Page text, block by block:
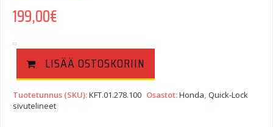
199,00€
LISÄÄ OSTOSKORIIN
Tuotetunnus (SKU):KFT.01.278.100 Osastot:Honda Quick-Lock
sivutelineet